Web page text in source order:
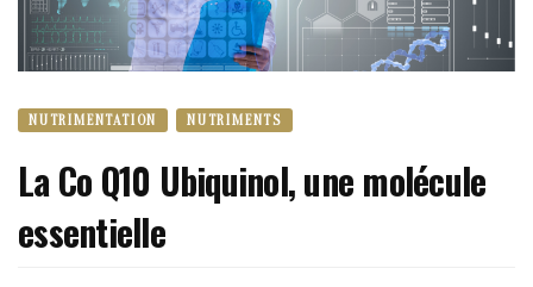
NUTRIMENTATION NUTRIMENTS
La Co Q10 Ubiquinol, une molécule
essentielle